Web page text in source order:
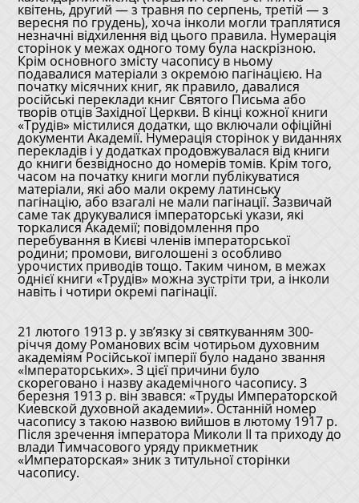
квітень, другий — з травня по серпень, третій — з
вересня по грудень), хоча інколи могли траплятися
незначні відхилення від цього правила. Нумерація
сторінок у межах одного тому була наскрізною.
Крім основного змісту часопису в ньому
подавалися матеріали з окремою пагінацією. На
початку місячних книг, як правило, давалися
російські переклади книг Святого Письма або
творів отців Західної Церкви. В кінці кожної книги
«Трудів» містилися додатки, що включали офіційні
документи Академії. Нумерація сторінок у виданнях
перекладів і у додатках продовжувалася від книги
до книги безвідносно до номерів томів. Крім того,
часом на початку книги могли публікуватися
матеріали, які або мали окрему латинську
пагінацію, або взагалі не мали пагінації. Зазвичай
саме так друкувалися імператорські укази, які
торкалися Академії; повідомлення про
перебування в Києві членів імператорської
родини; промови, виголошені з особливо
урочистих приводів тощо. Таким чином, в межах
однієї книги «Трудів» можна зустріти три, а інколи
навіть і чотири окремі пагінації.
21 лютого 1913 р. у зв’язку зі святкуванням 300-
річчя дому Романових всім чотирьом духовним
академіям Російської імперії було надано звання
«Імператорських». З цієї причини було
скореговано і назву академічного часопису. З
березня 1913 р. він звався: «Труды Императорской
Киевской духовной академии». Останній номер
часопису з такою назвою вийшов в лютому 1917 р.
Після зречення імператора Миколи ІІ та приходу до
влади Тимчасового уряду прикметник
«Императорская» зник з титульної сторінки
часопису.